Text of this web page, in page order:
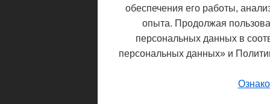
обеспечения его работы,
опыта. Продолжая
персональных данных в
персональных данных» и